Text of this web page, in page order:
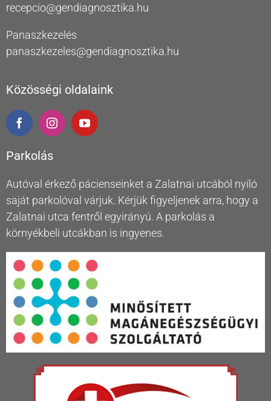
recepcio@gendiagnosztika.hu
Panaszkezelés
panaszkezeles@gendiagnosztika.hu
Közösségi oldalaink
Parkolás
Autóval érkező pácienseinket a Zalatnai utcából nyíló
saját parkolóval várjuk. Kérjük figyeljenek arra, hogy a
Zalatnai utca fentről egyirányú. A parkolás a
környékbeli utcákban is ingyenes.